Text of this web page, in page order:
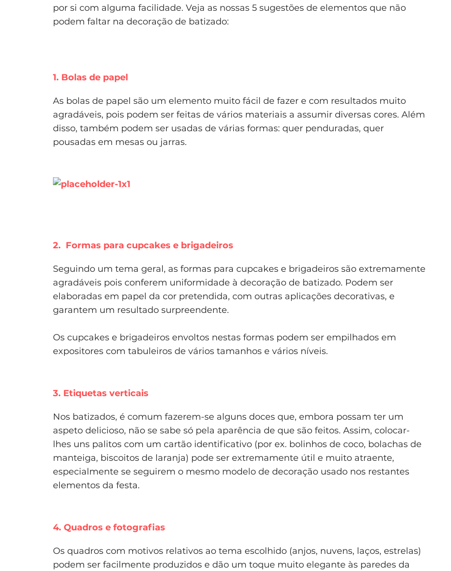
por si com alguma facilidade. Veja as nossas 5 sugestões de elementos que não
podem faltar na decoração de batizado:
1. Bolas de papel
As bolas de papel são um elemento muito fácil de fazer e com resultados muito
agradáveis, pois podem ser feitas de vários materiais a assumir diversas cores. Além
disso, também podem ser usadas de várias formas: quer penduradas, quer
pousadas em mesas ou jarras.
2. Formas para cupcakes e brigadeiros
Seguindo um tema geral, as formas para cupcakes e brigadeiros são extremamente
agradáveis pois conferem uniformidade à decoração de batizado. Podem ser
elaboradas em papel da cor pretendida, com outras aplicações decorativas, e
garantem um resultado surpreendente.
Os cupcakes e brigadeiros envoltos nestas formas podem ser empilhados em
expositores com tabuleiros de vários tamanhos e vários níveis.
3. Etiquetas verticais
Nos batizados, é comum fazerem-se alguns doces que, embora possam ter um
aspeto delicioso, não se sabe só pela aparência de que são feitos. Assim, colocar-
lhes uns palitos com um cartão identificativo (por ex. bolinhos de coco, bolachas de
manteiga, biscoitos de laranja) pode ser extremamente útil e muito atraente,
especialmente se seguirem o mesmo modelo de decoração usado nos restantes
elementos da festa.
4. Quadros e fotografias
Os quadros com motivos relativos ao tema escolhido (anjos, nuvens, laços, estrelas)
podem ser facilmente produzidos e dão um toque muito elegante às paredes da